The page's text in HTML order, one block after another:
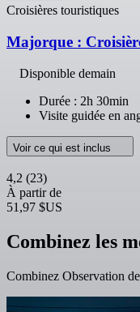
Croisières touristiques
Majorque :
Disponible demain
Durée : 2h 30min
Visite guidée en
Voir ce qui est inclus
4,2 (23)
À partir de
51,97 $US
Combinez les
Combinez Observation